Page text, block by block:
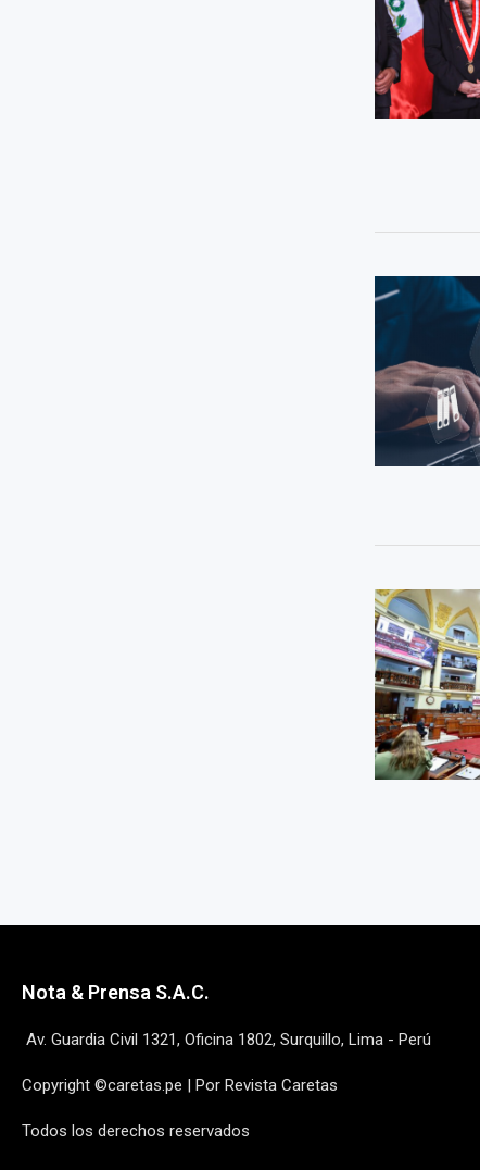
Nota & Prensa S.A.C.
Av. Guardia Civil 1321, Oficina 1802, Surquillo, Lima - Perú
Copyright ©caretas.pe | Por Revista Caretas
Todos los derechos reservados